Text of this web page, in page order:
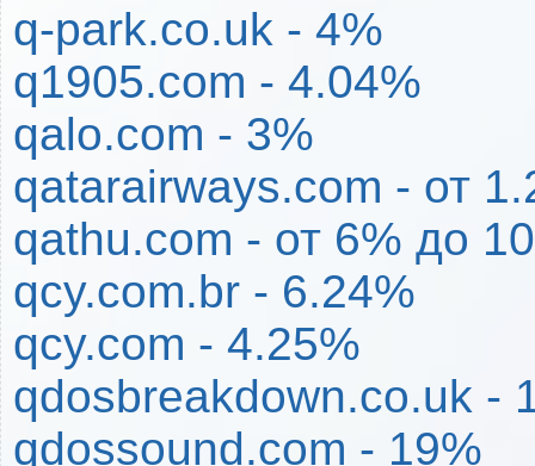
q-park.co.uk - 4%
q1905.com - 4.04%
qalo.com - 3%
qatarairways.com - от
qathu.com - от 6% до
qcy.com.br - 6.24%
qcy.com - 4.25%
qdosbreakdown.co.uk -
qdossound.com - 19%